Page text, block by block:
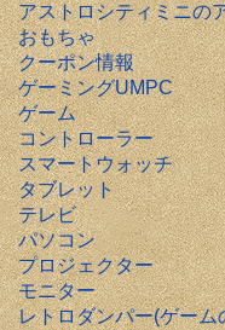
アストロシティミニの
おもちゃ
クーポン情報
ゲーミングUMPC
ゲーム
コントローラー
スマートウォッチ
タブレット
テレビ
パソコン
プロジェクター
モニター
レトロダンパー(ゲーム